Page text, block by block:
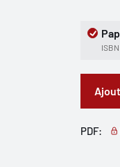
PDF: